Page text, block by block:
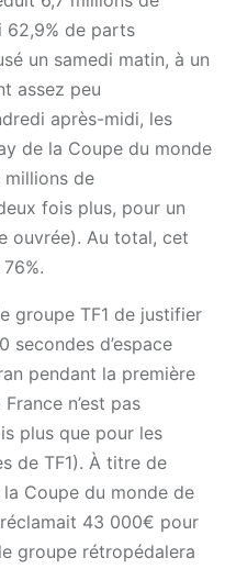
62,9% de parts
un samedi matin, à un
assez peu
après-midi, les
de la Coupe du monde
de
fois plus, pour un
ouvrée). Au total, cet
groupe TF1 de justifier
secondes d’espace
pendant la première
n’est pas
plus que pour les
de TF1). À titre de
Coupe du monde de
43 000€ pour
groupe rétropédalera